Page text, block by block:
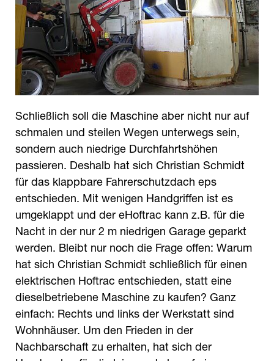
Schließlich soll die Maschine aber nicht nur auf
schmalen und steilen Wegen unterwegs sein,
sondern auch niedrige Durchfahrtshöhen
passieren. Deshalb hat sich Christian Schmidt
für das klappbare Fahrerschutzdach eps
entschieden. Mit wenigen Handgriffen ist es
umgeklappt und der eHoftrac kann z.B. für die
Nacht in der nur 2 m niedrigen Garage geparkt
werden. Bleibt nur noch die Frage offen: Warum
hat sich Christian Schmidt schließlich für einen
elektrischen Hoftrac entschieden, statt eine
dieselbetriebene Maschine zu kaufen? Ganz
einfach: Rechts und links der Werkstatt sind
Wohnhäuser. Um den Frieden in der
Nachbarschaft zu erhalten, hat sich der